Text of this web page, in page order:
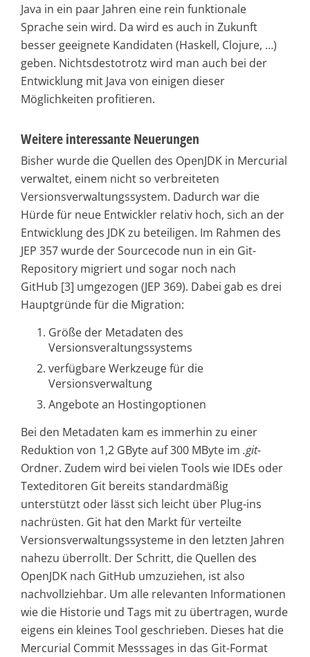
Java in ein paar Jahren eine rein funktionale
Sprache sein wird. Da wird es auch in Zukunft
besser geeignete Kandidaten (Haskell, Clojure, …)
geben. Nichtsdestotrotz wird man auch bei der
Entwicklung mit Java von einigen dieser
Möglichkeiten profitieren.
Weitere interessante Neuerungen
Bisher wurde die Quellen des OpenJDK in Mercurial
verwaltet, einem nicht so verbreiteten
Versionsverwaltungssystem. Dadurch war die
Hürde für neue Entwickler relativ hoch, sich an der
Entwicklung des JDK zu beteiligen. Im Rahmen des
JEP 357 wurde der Sourcecode nun in ein Git-
Repository migriert und sogar noch nach
GitHub [3] umgezogen (JEP 369). Dabei gab es drei
Hauptgründe für die Migration:
Größe der Metadaten des
Versionsveraltungssystems
verfügbare Werkzeuge für die
Versionsverwaltung
Angebote an Hostingoptionen
Bei den Metadaten kam es immerhin zu einer
Reduktion von 1,2 GByte auf 300 MByte im .git-
Ordner. Zudem wird bei vielen Tools wie IDEs oder
Texteditoren Git bereits standardmäßig
unterstützt oder lässt sich leicht über Plug-ins
nachrüsten. Git hat den Markt für verteilte
Versionsverwaltungssysteme in den letzten Jahren
nahezu überrollt. Der Schritt, die Quellen des
OpenJDK nach GitHub umzuziehen, ist also
nachvollziehbar. Um alle relevanten Informationen
wie die Historie und Tags mit zu übertragen, wurde
eigens ein kleines Tool geschrieben. Dieses hat die
Mercurial Commit Messsages in das Git-Format